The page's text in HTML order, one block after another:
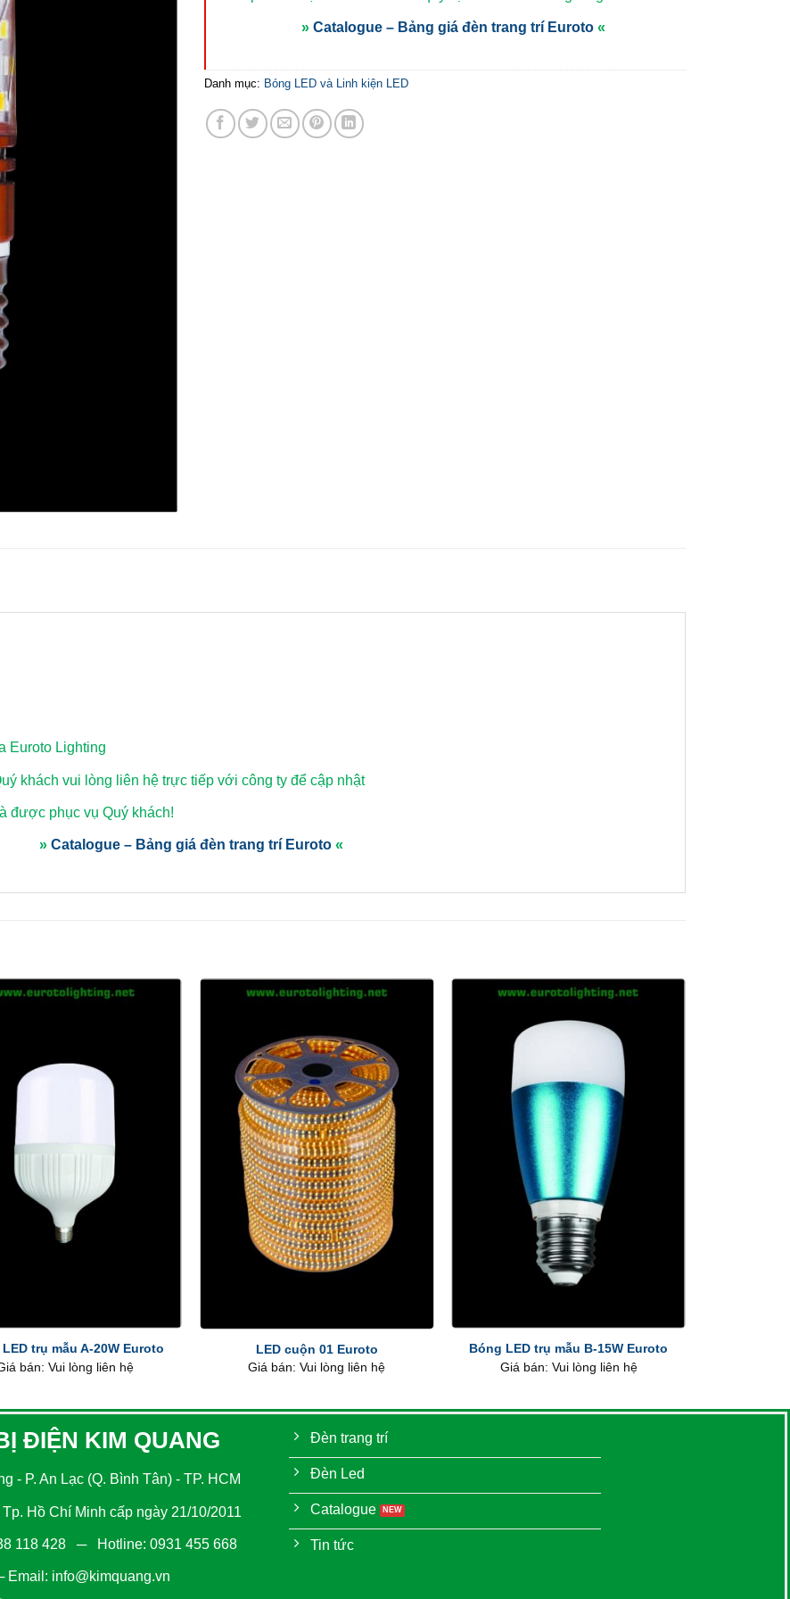
» Catalogue – Bảng giá đèn trang trí Euroto «
Danh mục: Bóng LED và Linh kiện LED
Euroto Lighting
khách vui lòng liên hệ trực tiếp với công ty để cập nhật
được phục vụ Quý khách!
» Catalogue – Bảng giá đèn trang trí Euroto «
trụ mẫu A-20W Euroto
bán: Vui lòng liên hệ
LED cuộn 01 Euroto
Giá bán: Vui lòng liên hệ
Bóng LED trụ mẫu B-15W Euroto
Giá bán: Vui lòng liên hệ
ĐIỆN KIM QUANG
- P. An Lạc (Q. Bình Tân) - TP. HCM
Hồ Chí Minh cấp ngày 21/10/2011
118 428─ Hotline: 0931 455 668
Email: info@kimquang.vn
Đèn trang trí
Đèn Led
Catalogue
Tin tức